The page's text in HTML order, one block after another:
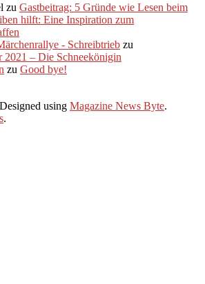
zu Gastbeitrag: 5 Gründe wie Lesen beim
hilft: Eine Inspiration zum
- Schreibtrieb zu
2021 – Die Schneekönigin
zu Good bye!
Designed using Magazine News Byte.
.